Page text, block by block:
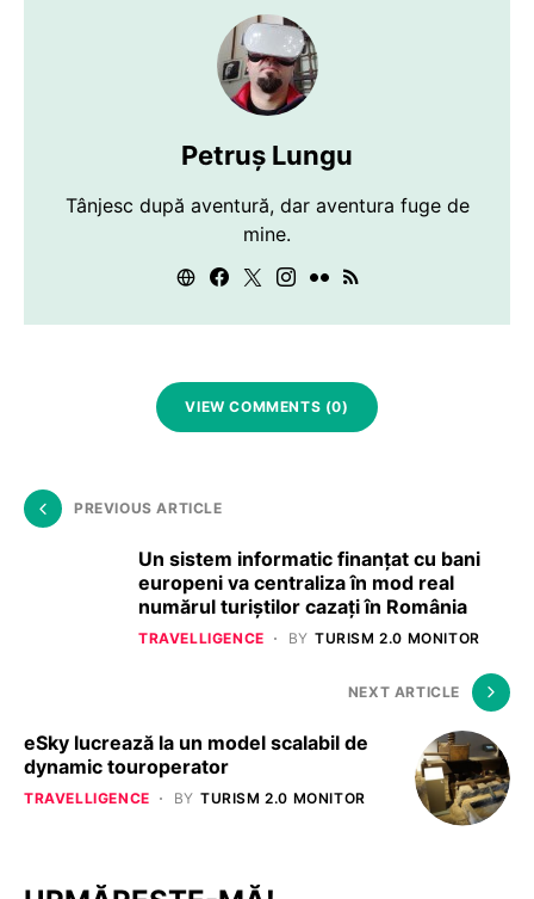
Petruș Lungu
Tânjesc după aventură, dar aventura fuge de
mine.
VIEW COMMENTS (0)
PREVIOUS ARTICLE
Un sistem informatic finanţat cu bani
europeni va centraliza în mod real
numărul turiștilor cazaţi în România
TRAVELLIGENCE BY TURISM 2.0 MONITOR
NEXT ARTICLE
eSky lucrează la un model scalabil de
dynamic touroperator
TRAVELLIGENCE BY TURISM 2.0 MONITOR